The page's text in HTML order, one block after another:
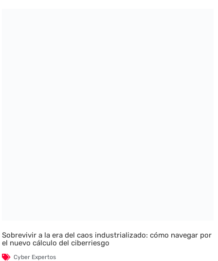
Sobrevivir a la era del caos industrializado: cómo navegar por
el nuevo cálculo del ciberriesgo
Cyber Expertos